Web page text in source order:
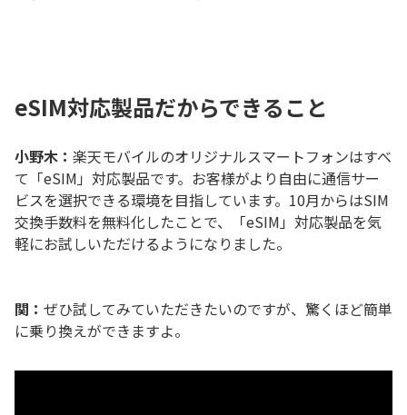
eSIM対応製品だからできること
小野木： 楽天モバイルのオリジナルスマートフォンはすべ
て「eSIM」対応製品です。お客様がより自由に通信サー
ビスを選択できる環境を目指しています。10月からはSIM
交換手数料を無料化したことで、「eSIM」対応製品を気
軽にお試しいただけるようになりました。
関： ぜひ試してみていただきたいのですが、驚くほど簡単
に乗り換えができますよ。